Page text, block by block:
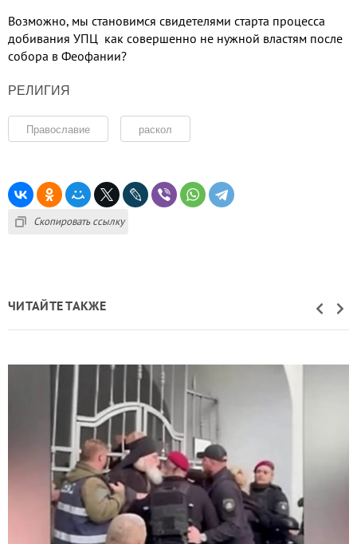
Возможно, мы становимся свидетелями старта процесса
добивания УПЦ как совершенно не нужной властям после
собора в Феофании?
РЕЛИГИЯ
Православие раскол
Скопировать ссылку
ЧИТАЙТЕ ТАКЖЕ